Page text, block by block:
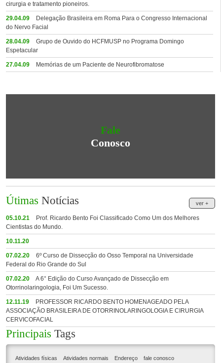
cirurgia e tratamento pioneiros.
29.04.09
Delegação Brasileira em Roma Para o Congresso Internacional
do Nervo Facial
28.04.09
Grupo de Ouvido do HCFMUSP no Programa Domingo
Espetacular
27.04.09 Memórias de um Paciente de Neurofibromatose
Fale
Conosco
ver +
Útimas Notícias
05.10.21
Prof. Ricardo Bento Foi Classificado Como Um dos Melhores
Cientistas do Mundo.
10.11.20
07.02.20
6º Curso de Dissecção do Osso Temporal na Universidade
Federal do Rio Grande do Sul
07.02.20
A 6° Edição do Curso Avançado de Dissecção em
Otorrinolaringologia, Foi Um Sucesso.
12.11.19
PROFESSOR RICARDO BENTO HOMENAGEADO PELA
ASSOCIAÇÃO BRASILEIRA DE OTORRINOLARINGOLOGIA E CIRURGIA
CERVICOFACIAL
Principais Tags
Atividades físicas Atividades normais Endereço fale conosco